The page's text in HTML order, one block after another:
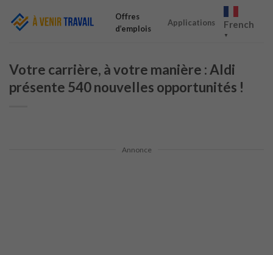
Offres
d’emplois
Applications French
▼
Votre carrière, à votre manière : Aldi
présente 540 nouvelles opportunités !
Annonce